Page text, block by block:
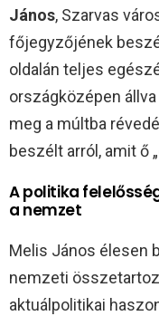
János, Szarvas
főjegyzőjének
oldalán teljes
országközépen
meg a múltba
beszélt arról, amit ő
A politika
a nemzet
Melis János élesen
nemzeti
aktuálpolitikai